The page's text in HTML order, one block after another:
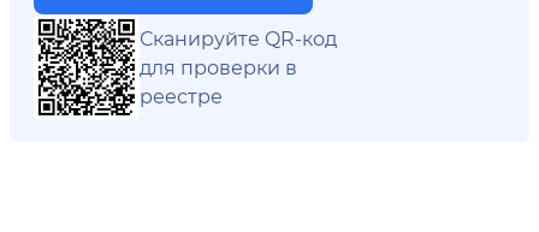
Сканируйте QR-код
для проверки в
реестре